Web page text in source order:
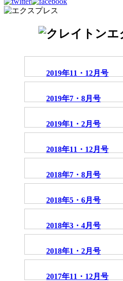
2019年11・12月号
2019年7・8月号
2019年1・2月号
2018年11・12月号
2018年7・8月号
2018年5・6月号
2018年3・4月号
2018年1・2月号
2017年11・12月号